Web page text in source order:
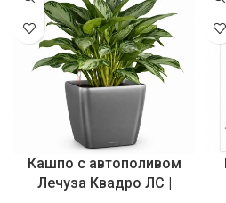
Кашпо с автополивом
Лечуза Квадро ЛС |